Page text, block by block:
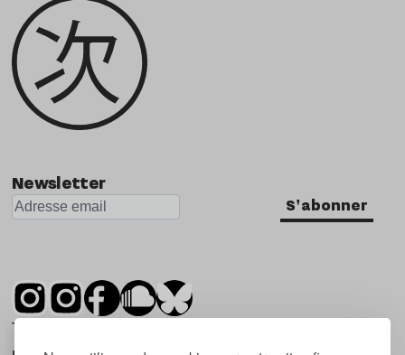
Newsletter
S'abonner
Tsugi est un mensuel indépendant sur la